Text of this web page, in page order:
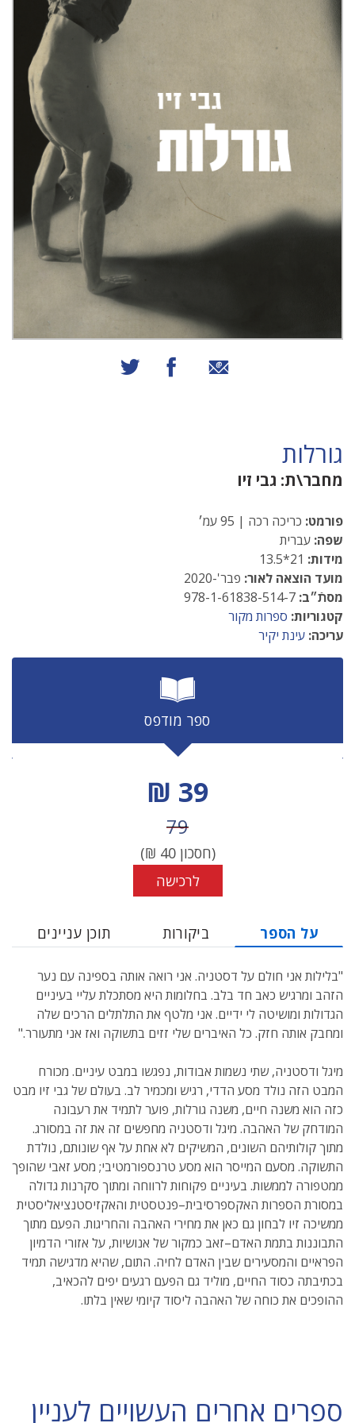
שיתוף באמצעות אימייל
שיתוף בפייסבוק
גורלות
מחבר\ת: גבי זיו
פורמט: כריכה רכה | 95 עמ׳
שפה: עברית
מידות:
מועד הוצאה לאור: פבר'-2020
מסתֿ״ב:
קטגוריות: ספרות מקור
עריכה: עינת יקיר
ספר מודפס
מחיר הנחה
39 ₪
מחיר לפני הנחה
79
(חסכון40
₪)
לרכישה
על הספר ביקורות תוכן עניינים
"בלילות אני חולם על דסטניה. אני רואה אותה בספינה עם נער
הזהב ומרגיש כאב חד בלב. בחלומות היא מסתכלת עליי בעיניים
הגדולות ומושיטה לי ידיים. אני מלטף את התלתלים הרכים שלה
ומחבק אותה חזק. כל האיברים שלי זזים בתשוקה ואז אני מתעורר."
מיגל ודסטניה, שתי נשמות אבודות, נפגשו במבט עיניים. מכורח
המבט הזה נולד מסע הדדי, רגיש ומכמיר לב. בעולם של גבי זיו מבט
כזה הוא משנה חיים, משנה גורלות, פוער לתמיד את רעבונה
המודחק של האהבה. מיגל ודסטניה מחפשים זה את זה במסורג.
מתוך קולותיהם השונים, המשיקים לא אחת על אף שונותם, נולדת
התשוקה. מסעם המייסר הוא מסע טרנספורמטיבי; מסע זאבי שהופך
ממטפורה לממשות. בעיניים פקוחות לרווחה ומתוך סקרנות גדולה
במסורת הספרות האקספרסיבית–פנטסטית והאקזיסטנציאליסטית
ממשיכה זיו לבחון גם כאן את מחירי האהבה והחריגות. הפעם מתוך
התבוננות בתמת האדם–זאב כמקור של אנושיות, על אזורי הדמיון
הפראיים והמסעירים שבין האדם לחיה. התום, שהיא מדגישה תמיד
בכתיבתה כסוד החיים, מוליד גם הפעם רגעים יפים להכאיב,
ההופכים את כוחה של האהבה ליסוד קיומי שאין בלתו.
ספרים אחרים העשויים לעניין